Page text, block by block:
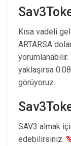
Kısa vadeli
ARTARSA
yaklaşırsa
görüyoruz.
SAV3 almak
edebilirsiniz.